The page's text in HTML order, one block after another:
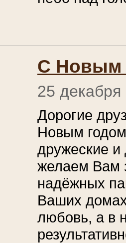
С Новым
25 декабря
Дорогие
Новым
дружеские
желаем Вам
надёжных
Ваших
любовь, а в